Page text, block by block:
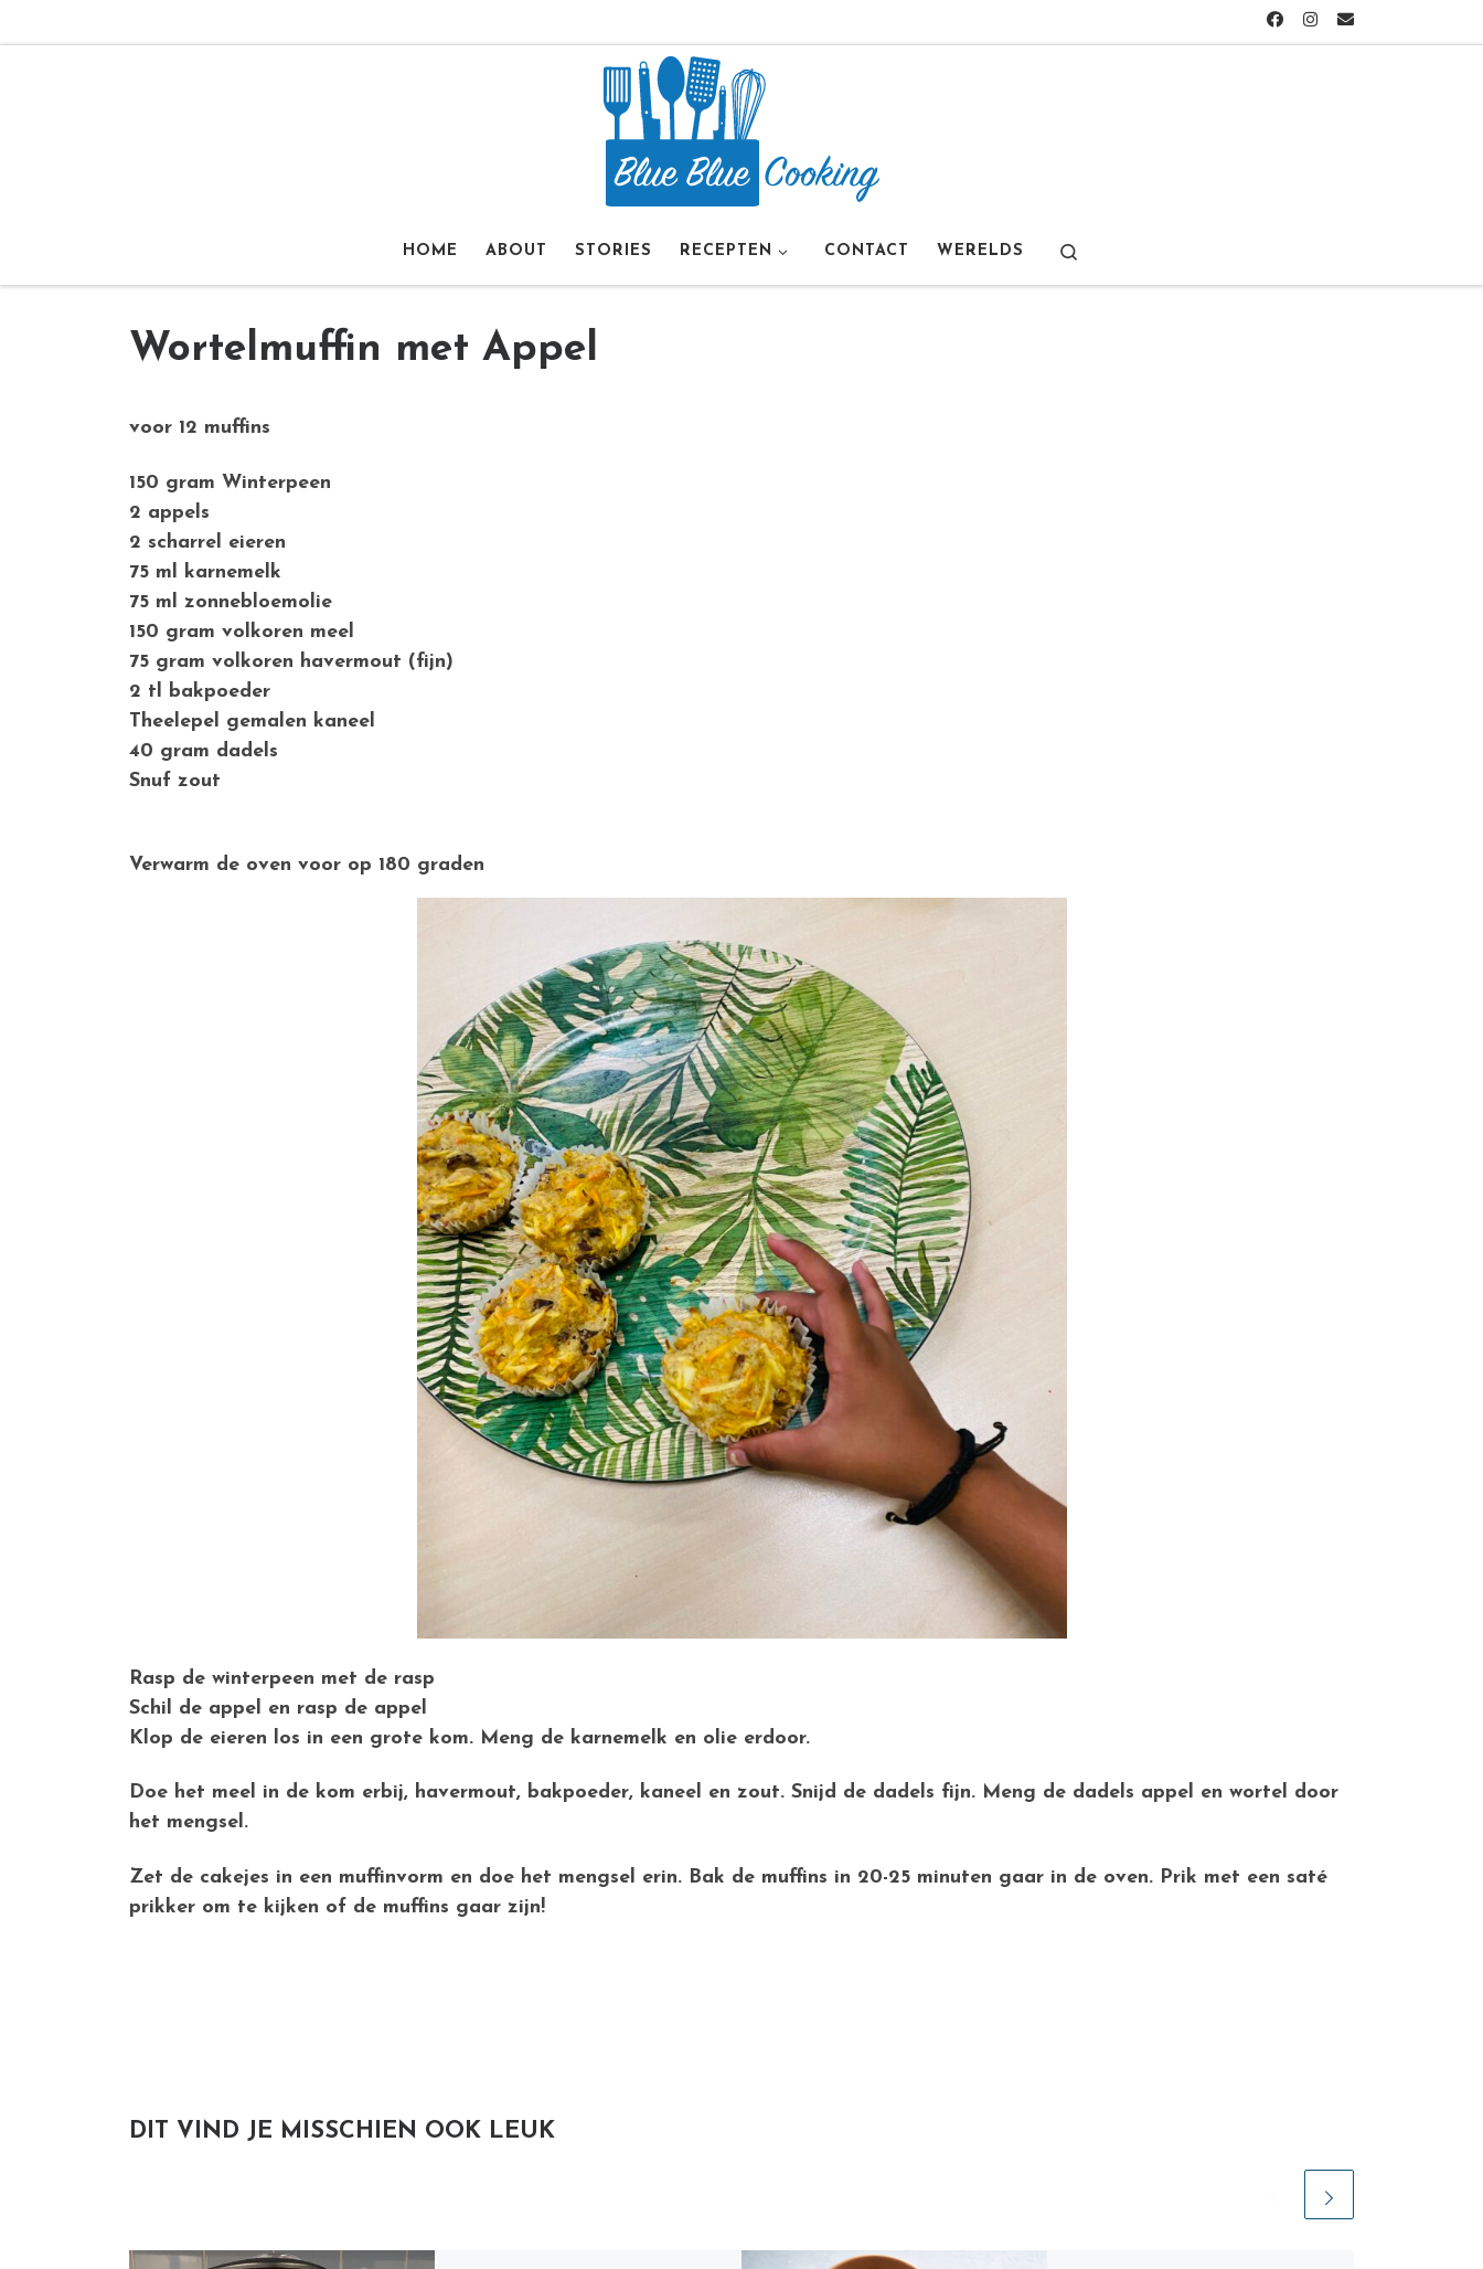
HOME ABOUT STORIES RECEPTEN CONTACT WERELDS
Wortelmuffin met Appel
voor 12 muffins
150 gram Winterpeen
2 appels
2 scharrel eieren
75 ml karnemelk
75 ml zonnebloemolie
150 gram volkoren meel
75 gram volkoren havermout (fijn)
2 tl bakpoeder
Theelepel gemalen kaneel
40 gram dadels
Snuf zout
Verwarm de oven voor op 180 graden
Rasp de winterpeen met de rasp
Schil de appel en rasp de appel
Klop de eieren los in een grote kom. Meng de karnemelk en olie erdoor.
Doe het meel in de kom erbij, havermout, bakpoeder, kaneel en zout. Snijd de dadels fijn. Meng de dadels appel en wortel door
het mengsel.
Zet de cakejes in een muffinvorm en doe het mengsel erin. Bak de muffins in 20-25 minuten gaar in de oven. Prik met een saté
prikker om te kijken of de muffins gaar zijn!
DIT VIND JE MISSCHIEN OOK LEUK